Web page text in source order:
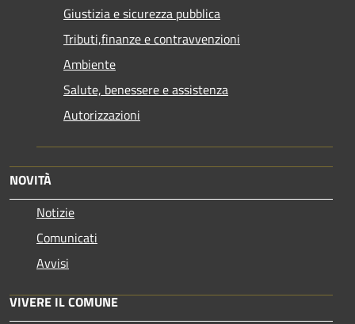
Giustizia e sicurezza pubblica
Tributi,finanze e contravvenzioni
Ambiente
Salute, benessere e assistenza
Autorizzazioni
NOVITÀ
Notizie
Comunicati
Avvisi
VIVERE IL COMUNE